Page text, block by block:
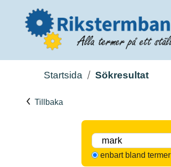
Startsida Sökresultat
Tillbaka
enbart bland termer